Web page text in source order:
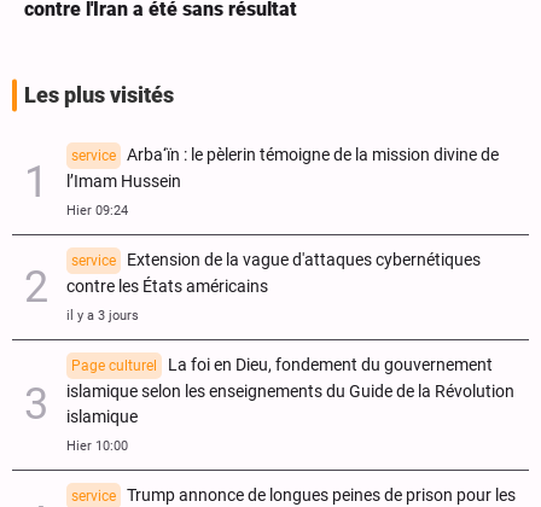
contre l'Iran a été sans résultat
Les plus visités
service
Arba‘ïn : le pèlerin témoigne de la mission divine de
l’Imam Hussein
Hier 09:24
service
Extension de la vague d'attaques cybernétiques
contre les États américains
il y a 3 jours
Page culturel
La foi en Dieu, fondement du gouvernement
islamique selon les enseignements du Guide de la Révolution
islamique
Hier 10:00
service
Trump annonce de longues peines de prison pour les